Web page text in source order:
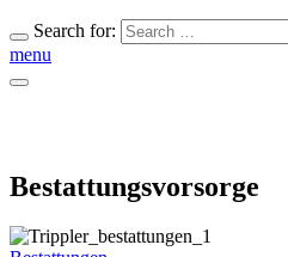
Search for:
menu
Bestattungsvorsorge